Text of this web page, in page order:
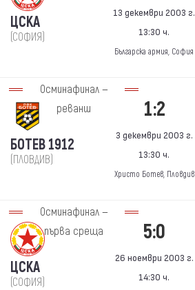
ЦСКА
(СОФИЯ)
13 декември 2003 г.
13:30 ч.
Българска армия, София
Осминафинал —
реванш
БОТЕВ 1912
(ПЛОВДИВ)
1:2
3 декември 2003 г.
13:30 ч.
Христо Ботев, Пловдив
Осминафинал —
първа среща
ЦСКА
(СОФИЯ)
5:0
26 ноември 2003 г.
14:30 ч.